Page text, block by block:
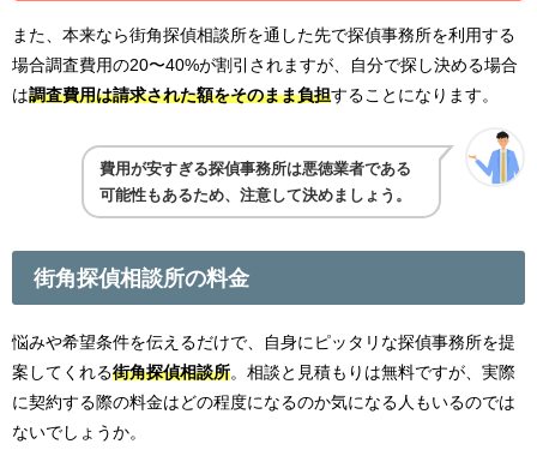
また、本来なら街角探偵相談所を通した先で探偵事務所を利用する
場合調査費用の20〜40%が割引されますが、自分で探し決める場合
は調査費用は請求された額をそのまま負担することになります。
費用が安すぎる探偵事務所は悪徳業者である
可能性もあるため、注意して決めましょう。
街角探偵相談所の料金
悩みや希望条件を伝えるだけで、自身にピッタリな探偵事務所を提
案してくれる街角探偵相談所 。相談と見積もりは無料ですが、実際
に契約する際の料金はどの程度になるのか気になる人もいるのでは
ないでしょうか。